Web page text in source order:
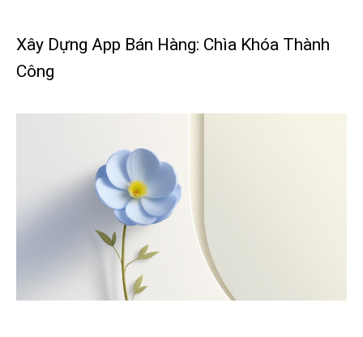
Xây Dựng App Bán Hàng: Chìa Khóa Thành
Công